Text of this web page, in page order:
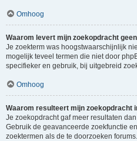
Omhoog
Waarom levert mijn zoekopdracht
Je zoekterm was hoogstwaarschijnlijk
mogelijk teveel termen die niet door
specifieker en gebruik, bij uitgebreid
Omhoog
Waarom resulteert mijn zoekopdracht
Je zoekopdracht gaf meer resultaten
Gebruik de geavanceerde zoekfunctie
zoektermen als de te doorzoeken forums.